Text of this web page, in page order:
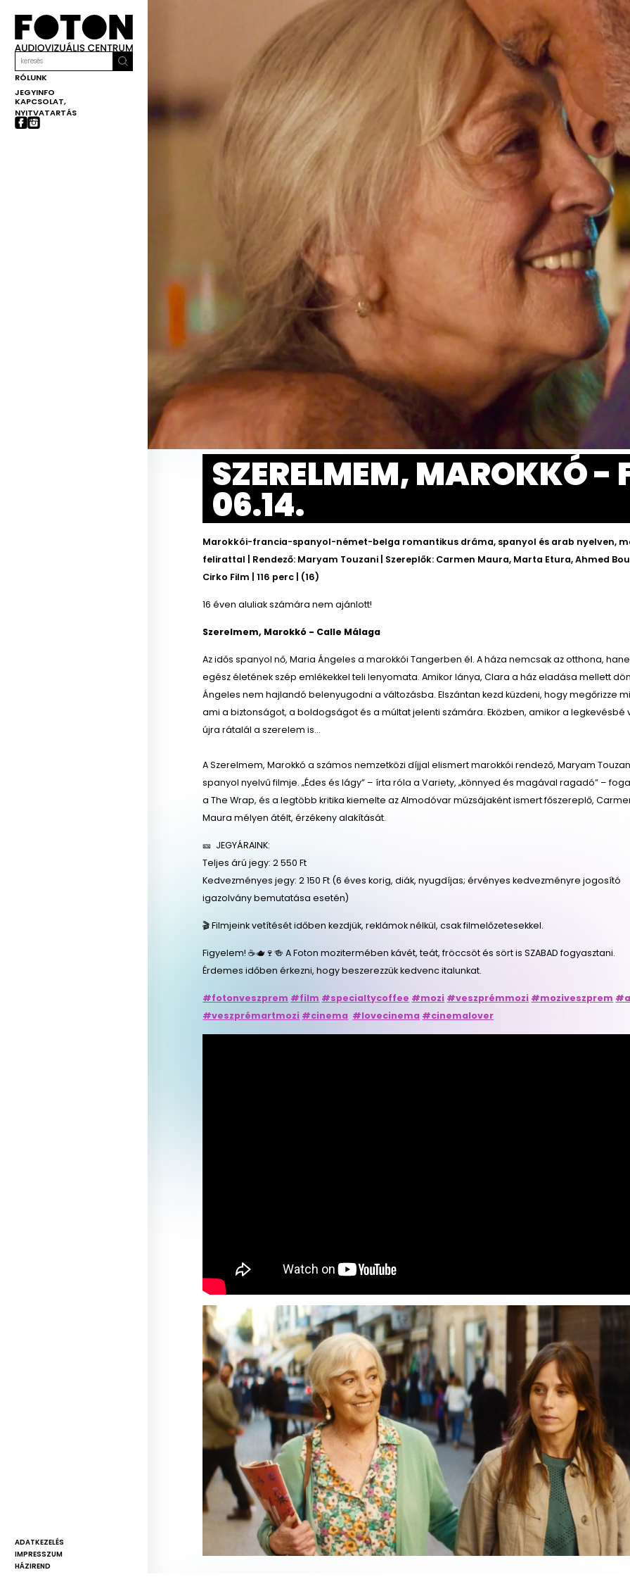
RÓLUNK
JEGYINFO
KAPCSOLAT,
NYITVATARTÁS
ADATKEZELÉS
IMPRESSZUM
HÁZIREND
SZERELMEM, MAROKKÓ -
06.14.
Marokkói-francia-spanyol-német-belga romantikus dráma, spanyol és arab nyelven,
felirattal | Rendező: Maryam Touzani | Szereplők: Carmen Maura, Marta Etura, Ahmed
Cirko Film | 116 perc | (16)
16 éven aluliak számára nem ajánlott!
Szerelmem, Marokkó - Calle Málaga
Az idős spanyol nő, Maria Ángeles a marokkói Tangerben él. A háza nemcsak az otthona,
egész életének szép emlékekkel teli lenyomata. Amikor lánya, Clara a ház eladása mellett
Ángeles nem hajlandó belenyugodni a változásba. Elszántan kezd küzdeni, hogy megőrizze
ami a biztonságot, a boldogságot és a múltat jelenti számára. Eközben, amikor a legkevésbé
újra rátalál a szerelem is…
A Szerelmem, Marokkó a számos nemzetközi díjjal elismert marokkói rendező, Maryam
spanyol nyelvű filmje. „Édes és lágy” – írta róla a Variety, „könnyed és magával ragadó” –
a The Wrap, és a legtöbb kritika kiemelte az Almodóvar múzsájaként ismert főszereplő,
Maura mélyen átélt, érzékeny alakítását.
🎫 JEGYÁRAINK:
Teljes árú jegy: 2 550 Ft
Kedvezményes jegy: 2 150 Ft (6 éves korig, diák, nyugdíjas; érvényes kedvezményre jogosító
igazolvány bemutatása esetén)
🎬 Filmjeink vetítését időben kezdjük, reklámok nélkül, csak filmelőzetesekkel.
Figyelem! ☕🫖🍷🍻 A Foton mozitermében kávét, teát, fröccsöt és sört is SZABAD fogyasztani.
Érdemes időben érkezni, hogy beszerezzük kedvenc italunkat.
#fotonveszprem #film #specialtycoffee #mozi #veszprémmozi #moziveszprem
#veszprémartmozi #cinema #lovecinema #cinemalover